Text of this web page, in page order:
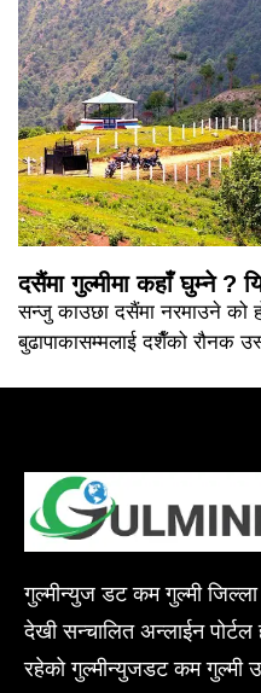
दसैंमा गुल्मीमा कहाँ घुम्ने ?
सन्जु काउछा दसैंमा नरमाउने को
बुढापाकासम्मलाई दशैँको रौनक
गुल्मीन्युज डट कम गुल्मी
देखी सन्चालित अन्लाईन
रहेको गुल्मीन्युजडट कम गुल्मी